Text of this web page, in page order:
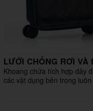
LƯỚI CHỐNG RƠI
Khoang chứa tích hợp dây
các vật dụng bên trong